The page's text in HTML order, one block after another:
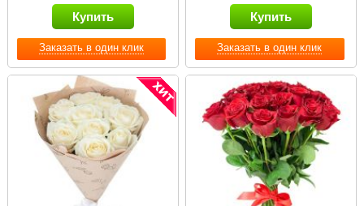
Заказать в один клик
Купить
Заказать в один клик
Купить